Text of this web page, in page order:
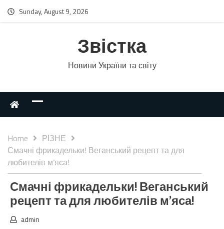
Sunday, August 9, 2026
Звістка
Новини України та світу
Home
РІЗНЕ
Смачні фрикадельки! Веганський рецепт та для
любителів м’яса!
Смачні фрикадельки! Веганський
рецепт та для любителів м’яса!
admin